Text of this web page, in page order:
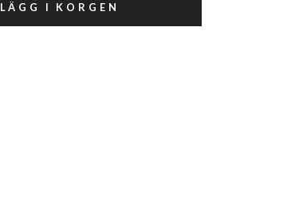
LÄGG I KORGEN